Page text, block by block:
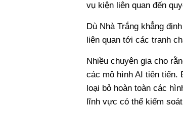
vụ kiện liên quan đến
Dù Nhà Trắng khẳng
liên quan tới các tranh
Nhiều chuyên gia cho
các mô hình AI tiên tiến.
loại bỏ hoàn toàn các
lĩnh vực có thể kiểm